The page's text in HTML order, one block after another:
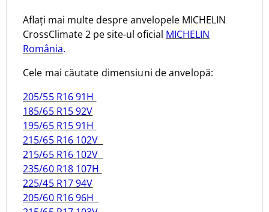
Aflați mai multe despre anvelopele MICHELIN
CrossClimate 2 pe site-ul oficial MICHELIN
România.
Cele mai căutate dimensiuni de anvelopă:
205/55 R16 91H
185/65 R15 92V
195/65 R15 91H
215/65 R16 102V
215/65 R16 102V
235/60 R18 107H
225/45 R17 94V
205/60 R16 96H